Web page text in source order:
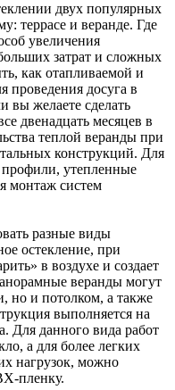
двух популярных
террасе и веранде. Где
увеличения
затрат и сложных
как отапливаемой и
проведения досуга в
вы желаете сделать
двенадцать месяцев в
теплой веранды при
конструкций. Для
профили, утепленные
монтаж систем
разные виды
остекление, при
в воздухе и создает
веранды могут
но и потолком, а также
выполняется на
Для данного вида работ
а для более легких
нагрузок, можно
пленку.